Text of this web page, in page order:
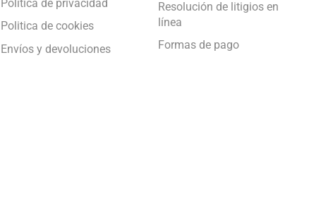
Politica de privacidad
Politica de cookies
Envíos y devoluciones
Resolución de litigios en
línea
Formas de pago